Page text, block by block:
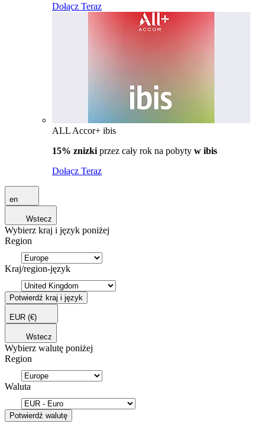
Dołącz Teraz
ALL Accor+ ibis
15% znizki przez cały rok na pobyty w ibis
Dołącz Teraz
en
Wstecz
Wybierz kraj i język poniżej
Region
Kraj/region-język
Potwierdź kraj i język
EUR (€)
Wstecz
Wybierz walutę poniżej
Region
Waluta
Potwierdź walutę